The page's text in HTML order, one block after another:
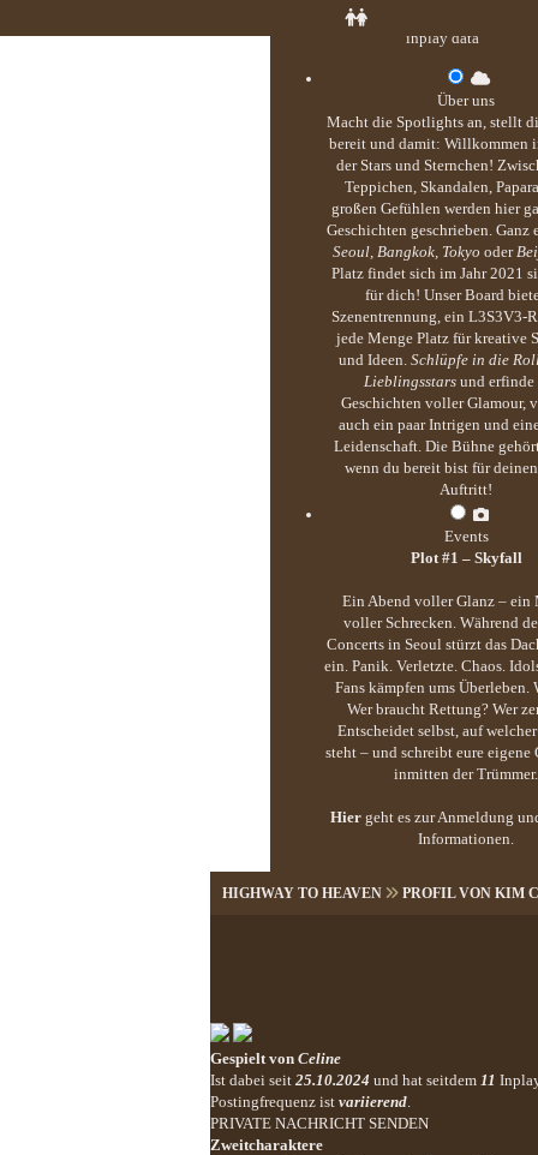
inplay data
Über uns
Macht die Spotlights an, stellt
bereit und damit: Willkommen
der Stars und Sternchen!
Teppichen, Skandalen,
großen Gefühlen werden hier
Geschichten geschrieben. Ganz
Seoul, Bangkok, Tokyo oder
Platz findet sich im Jahr 2021
für dich! Unser Board
Szenentrennung, ein L3S3V3-
jede Menge Platz für kreative
und Ideen. Schlüpfe in die
Lieblingsstarsund erfinde
Geschichten voller Glamour,
auch ein paar Intrigen und
Leidenschaft. Die Bühne
wenn du bereit bist für
Auftritt!
Events
Plot #1 – Skyfall
Ein Abend voller Glanz – ein
voller Schrecken. Während
Concerts in Seoul stürzt das
ein. Panik. Verletzte. Chaos.
Fans kämpfen ums Überleben.
Wer braucht Rettung? Wer
Entscheidet selbst, auf
steht – und schreibt eure eigene
inmitten der Trümmer.
Hier geht es zur Anmeldung
Informationen.
HIGHWAY TO HEAVEN PROFIL VON KIM
Gespielt von Celine
Ist dabei seit 25.10.2024 und hat seitdem 11
Postingfrequenz ist variierend.
PRIVATE NACHRICHT SENDEN
Zweitcharaktere